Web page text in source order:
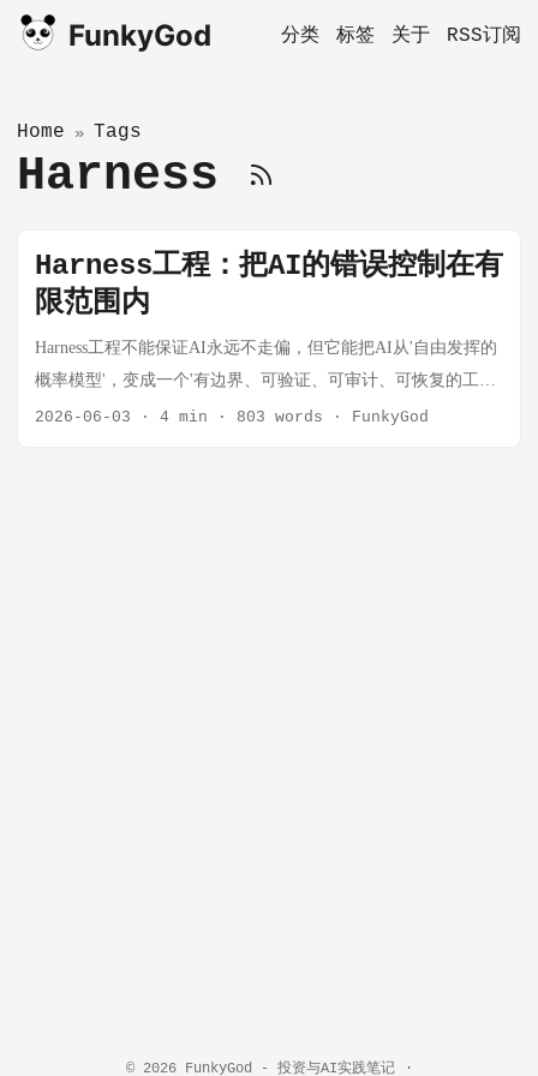
FunkyGod 分类 标签 关于 RSS订阅
Home » Tags
Harness
Harness工程：把AI的错误控制在有
限范围内
Harness工程不能保证AI永远不走偏，但它能把AI从'自由发挥的
概率模型'，变成一个'有边界、可验证、可审计、可恢复的工程
系统'。
2026-06-03 · 4 min · 803 words · FunkyGod
© 2026 FunkyGod - 投资与AI实践笔记 ·